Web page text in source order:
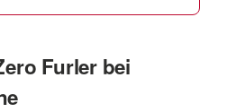
Furler bei